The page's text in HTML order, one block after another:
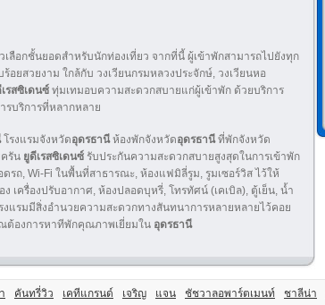
ลือกชั้นยอดสำหรับนักท่องเที่ยว จากที่นี้ ผู้เข้าพักสามารถไปยังทุก
ยสวยงาม ใกล้กับ วงเวียนกรมหลวงประจักษ์, วงเวียนหอ
รสซิเดนซ์ ทุ่มเทมอบความสะดวกสบายแก่ผู้เข้าพัก ด้วยบริการ
รบริการที่หลากหลาย
โรงแรมจังหวัดอุดรธานีห้องพักจังหวัดอุดรธานีที่พักจังหวัด
รัน ยูดีเรสซิเดนซ์ รับประกันความสะดวกสบายสูงสุดในการเข้าพัก
รถ, Wi-Fi ในพื้นที่สาธารณะ, ห้องแฟมิลี่รูม, รูมเซอร์วิส ไว้ให้
เครื่องปรับอากาศ, ห้องปลอดบุหรี่, โทรทัศน์ (เคเบิล), ตู้เย็น, น้ำ
แรมมีสิ่งอำนวยความสะดวกทางสันทนาการหลายหลายไว้คอย
ต้องการหาทีพักคุณภาพเยี่ยมใน อุดรธานี
คันทรี่วิว เคทีแกรนด์ เจริญ แจน ชัชวาลอพาร์ตเมนท์ ชาลีน่า